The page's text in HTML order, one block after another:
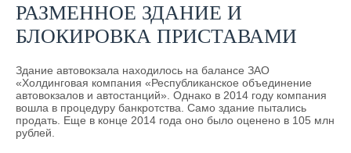
РАЗМЕННОЕ ЗДАНИЕ И
БЛОКИРОВКА ПРИСТАВАМИ
Здание автовокзала находилось на балансе ЗАО
«Холдинговая компания «Республиканское объединение
автовокзалов и автостанций». Однако в 2014 году компания
вошла в процедуру банкротства. Само здание пытались
продать. Еще в конце 2014 года оно было оценено в 105 млн
рублей.